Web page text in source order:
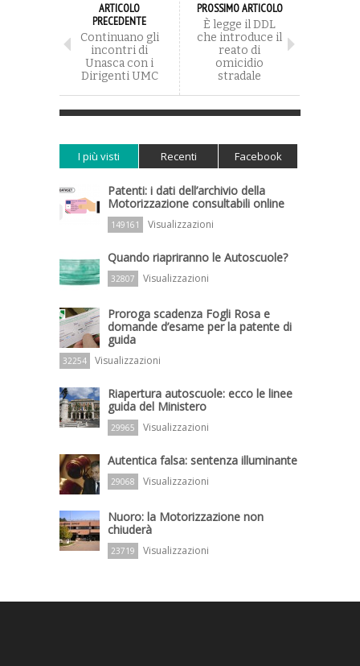
ARTICOLO
PRECEDENTE
Continuano gli
incontri di
Unasca con i
Dirigenti UMC
PROSSIMO ARTICOLO
È legge il DDL
che introduce il
reato di
omicidio
stradale
I più visti Recenti Facebook
Patenti: i dati dell’archivio della
Motorizzazione consultabili online
149161 Visualizzazioni
Quando riapriranno le Autoscuole?
32807 Visualizzazioni
Proroga scadenza Fogli Rosa e
domande d’esame per la patente di
guida
32254 Visualizzazioni
Riapertura autoscuole: ecco le linee
guida del Ministero
29965 Visualizzazioni
Autentica falsa: sentenza illuminante
29068 Visualizzazioni
Nuoro: la Motorizzazione non
chiuderà
23719 Visualizzazioni